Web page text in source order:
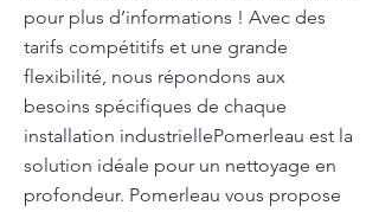
pour plus d’informations ! Avec des
tarifs compétitifs et une grande
flexibilité, nous répondons aux
besoins spécifiques de chaque
installation industriellePomerleau est la
solution idéale pour un nettoyage en
profondeur. Pomerleau vous propose